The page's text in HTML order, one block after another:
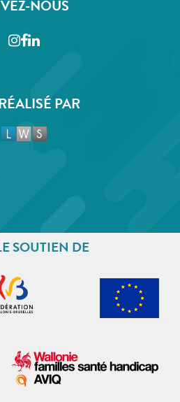
NOUS
Instagram
Facebook
LinkedIn
PAR
SOUTIEN DE